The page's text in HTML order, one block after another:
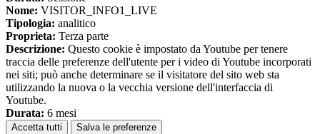
Nome: VISITOR_INFO1_LIVE
Tipologia: analitico
Proprieta: Terza parte
Descrizione: Questo cookie è impostato da Youtube per tenere
traccia delle preferenze dell'utente per i video di Youtube incorporati
nei siti; può anche determinare se il visitatore del sito web sta
utilizzando la nuova o la vecchia versione dell'interfaccia di
Youtube.
Durata: 6 mesi
Accetta tutti Salva le preferenze